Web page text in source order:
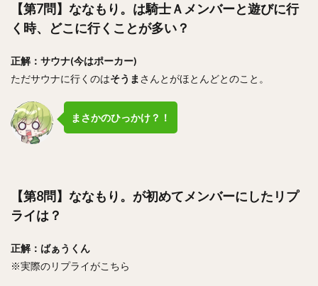
【第7問】ななもり。は騎士Ａメンバーと遊びに行
く時、どこに行くことが多い？
正解：サウナ(今はポーカー)
ただサウナに行くのはそうま さんとがほとんどとのこと。
まさかのひっかけ？！
【第8問】ななもり。が初めてメンバーにしたリプ
ライは？
正解：ばぁうくん
※実際のリプライがこちら